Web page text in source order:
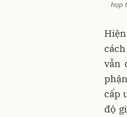
họp
vẫn
cấp
độ